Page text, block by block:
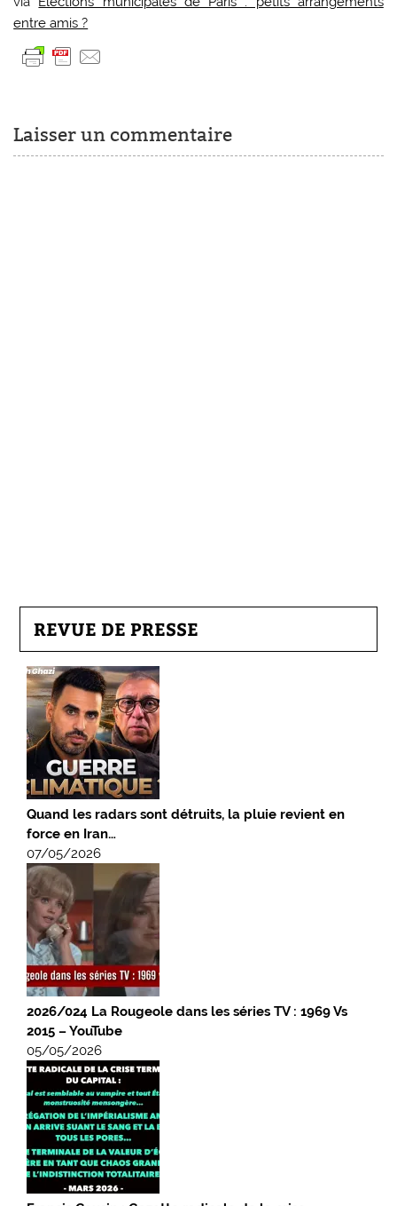
entre amis ?
Laisser un commentaire
REVUE DE PRESSE
Quand les radars sont détruits, la pluie revient en
force en Iran…
07/05/2026
2026/024 La Rougeole dans les séries TV : 1969 Vs
2015 – YouTube
05/05/2026